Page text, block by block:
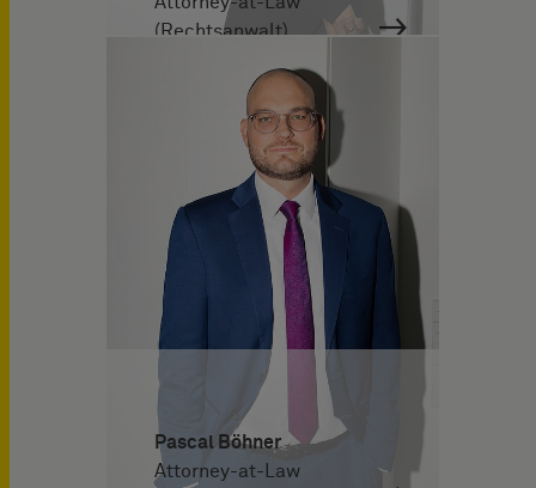
(Rechtsanwalt)
Pascal Böhner
Attorney-at-Law